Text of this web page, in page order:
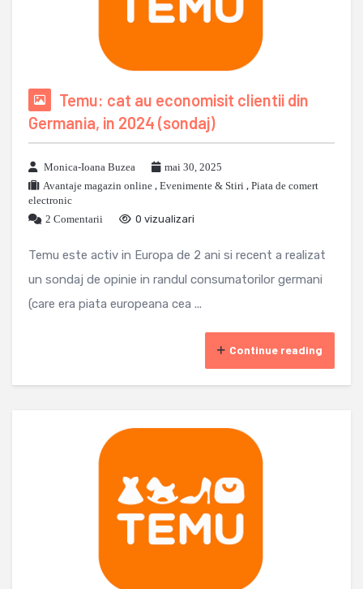
Temu: cat au economisit clientii din
Germania, in 2024 (sondaj)
Monica-Ioana Buzea
mai 30, 2025
Avantaje magazin online , Evenimente & Stiri , Piata de comert
electronic
2 Comentarii
0 vizualizari
Temu este activ in Europa de 2 ani si recent a realizat
un sondaj de opinie in randul consumatorilor germani
(care era piata europeana cea ...
Continue reading